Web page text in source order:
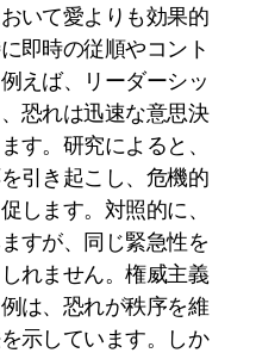
いて愛よりも効果的
即時の従順やコント
えば、リーダーシッ
恐れは迅速な意思決
す。研究によると、
引き起こし、危機的
します。対照的に、
すが、同じ緊急性を
れません。権威主義
は、恐れが秩序を維
示しています。しか